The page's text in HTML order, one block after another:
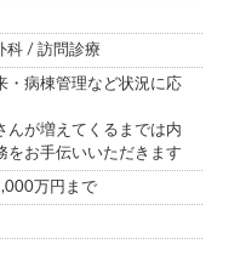
科 / 訪問診療
・病棟管理など状況に応
んが増えてくるまでは内
をお手伝いいただきます
万円まで